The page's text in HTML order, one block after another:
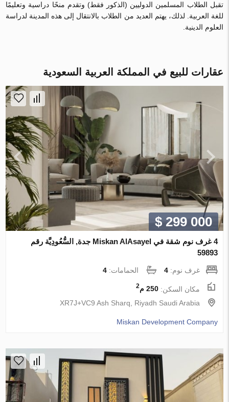
تقبل الطلاب المسلمين الدوليين (الذكور فقط) وتقدم منحًا دراسية وتعليمًا
للغة العربية. لذلك، يهتم العديد من الطلاب بالانتقال إلى هذه المدينة لدراسة
العلوم الدينية.
عقارات للبيع في المملكة العربية السعودية
$ 299 000
4 غرف نوم شقة في Miskan AlAsayel جدة, السُّعُودِيَّة رقم
59893
غرف نوم:4 الحمامات:4
مكان السكن:250 م 2
XR7J+VC9 Ash Sharq, Riyadh Saudi Arabia
Miskan Development Company